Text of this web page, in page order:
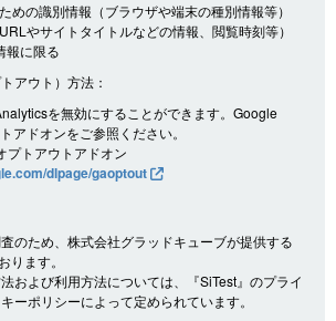
めの識別情報（ブラウザや端末の種別情報等）
やサイトタイトルなどの情報、閲覧時刻等）
報に限る
アウト）方法：
を無効にすることができます。Google
アドオンをご参照ください。
プトアウトアドオン
dlpage/gaoptout
のため、株式会社グラッドキューブが提供する
ります。
および利用方法については、『SiTest』のプライ
ーポリシーによって定められています。